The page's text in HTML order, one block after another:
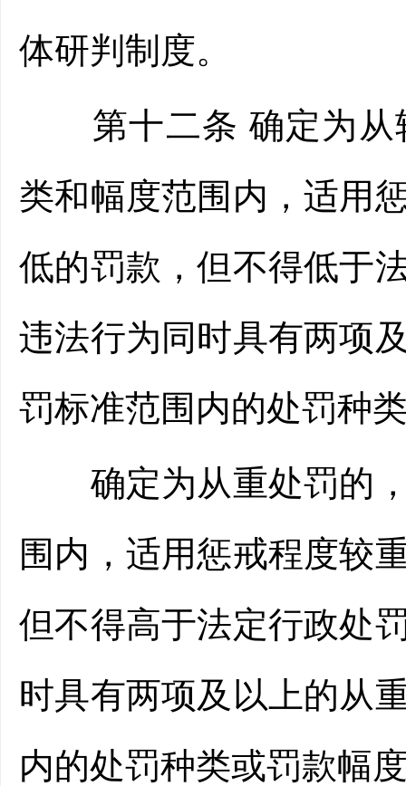
体研判制度。
第十二条 确定为从
类和幅度范围内，适用
低的罚款，但不得低于
违法行为同时具有两项
罚标准范围内的处罚种
确定为从重处罚的，
围内，适用惩戒程度较
但不得高于法定行政处
时具有两项及以上的从
内的处罚种类或罚款幅